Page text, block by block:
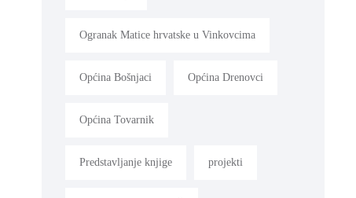
Ogranak Matice hrvatske u Vinkovcima
Općina Bošnjaci Općina Drenovci
Općina Tovarnik
Predstavljanje knjige projekti